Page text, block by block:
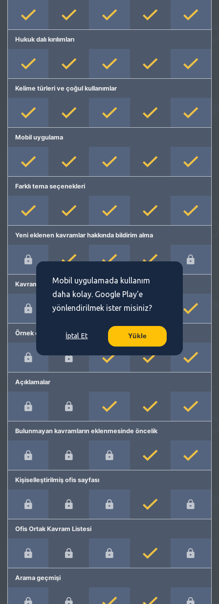
Hukuk dalı kırılımları
Kelime türleri ve çoğul kullanımlar
Mobil uygulama
Farklı tema seçenekleri
Yeni eklenen kavramlar hakkında bildirim alma
Kavram önerme
Örnek cümleler
Açıklamalar
Bulunmayan kavramların eklenmesinde öncelik
Kişiselleştirilmiş ofis sayfası
Ofis Ortak Kavram Listesi
Arama geçmişi
Mobil uygulamada kullanım
daha kolay. Google Play'e
yönlendirilmek ister misiniz?
İptal Et Yükle